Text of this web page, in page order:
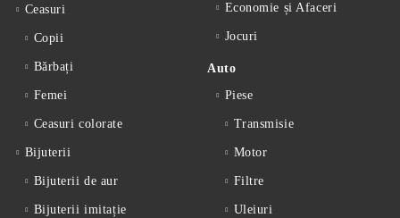
Ceasuri
Copii
Bărbați
Femei
Ceasuri colorate
Bijuterii
Bijuterii de aur
Bijuterii imitație
Economie și Afaceri
Jocuri
Auto
Piese
Transmisie
Motor
Filtre
Uleiuri